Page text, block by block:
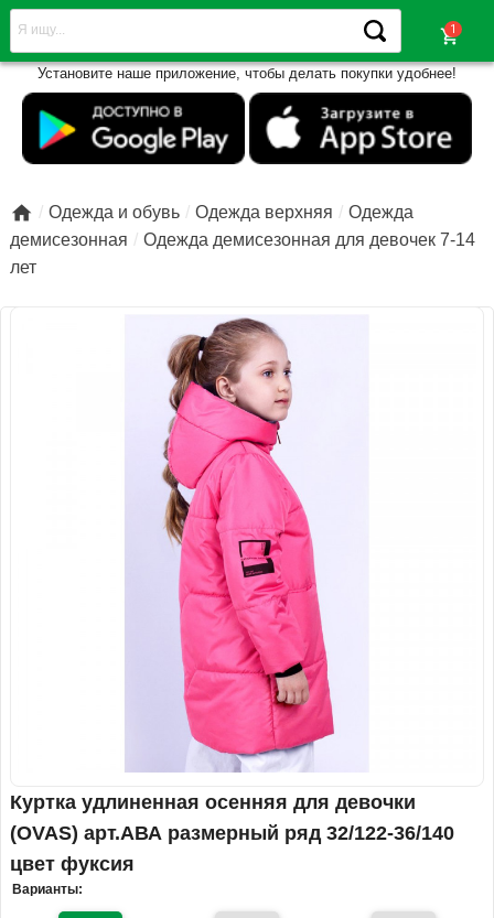
shopping_cart
Установите наше приложение, чтобы делать покупки удобнее!
 Одежда и обувь Одежда верхняя
Одежда
демисезонная
Одежда демисезонная для девочек 7-14
лет
Куртка удлиненная осенняя для девочки
(OVAS) арт.АВА размерный ряд 32/122-36/140
цвет фуксия
Варианты: